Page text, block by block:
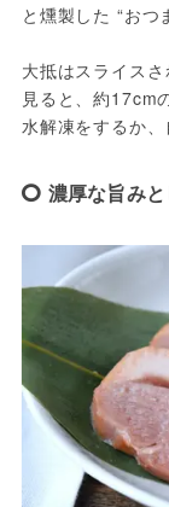
と燻製した “おつ
大抵はスライス
見ると、約17cm
水解凍をするか、
濃厚な旨み